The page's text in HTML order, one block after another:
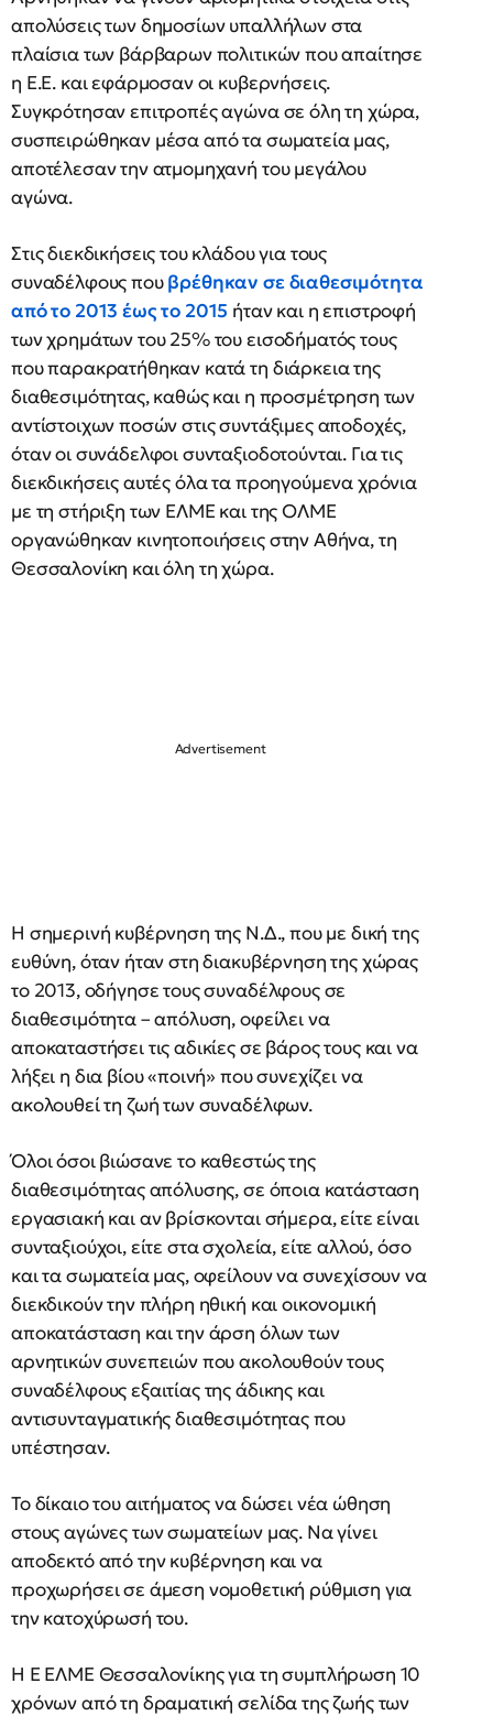
απολύσεις των δημοσίων υπαλλήλων στα
πλαίσια των βάρβαρων πολιτικών που απαίτησε
η Ε.Ε. και εφάρμοσαν οι κυβερνήσεις.
Συγκρότησαν επιτροπές αγώνα σε όλη τη χώρα,
συσπειρώθηκαν μέσα από τα σωματεία μας,
αποτέλεσαν την ατμομηχανή του μεγάλου
αγώνα.
Στις διεκδικήσεις του κλάδου για τους
συναδέλφους πουβρέθηκαν σε διαθεσιμότητα
από το 2013 έως το 2015 ήταν και η επιστροφή
των χρημάτων του 25% του εισοδήματός τους
που παρακρατήθηκαν κατά τη διάρκεια της
διαθεσιμότητας, καθώς και η προσμέτρηση των
αντίστοιχων ποσών στις συντάξιμες αποδοχές,
όταν οι συνάδελφοι συνταξιοδοτούνται. Για τις
διεκδικήσεις αυτές όλα τα προηγούμενα χρόνια
με τη στήριξη των ΕΛΜΕ και της ΟΛΜΕ
οργανώθηκαν κινητοποιήσεις στην Αθήνα, τη
Θεσσαλονίκη και όλη τη χώρα.
Η σημερινή κυβέρνηση της Ν.Δ., που με δική της
ευθύνη, όταν ήταν στη διακυβέρνηση της χώρας
το 2013, οδήγησε τους συναδέλφους σε
διαθεσιμότητα – απόλυση, οφείλει να
αποκαταστήσει τις αδικίες σε βάρος τους και να
λήξει η δια βίου «ποινή» που συνεχίζει να
ακολουθεί τη ζωή των συναδέλφων.
Όλοι όσοι βιώσανε το καθεστώς της
διαθεσιμότητας απόλυσης, σε όποια κατάσταση
εργασιακή και αν βρίσκονται σήμερα, είτε είναι
συνταξιούχοι, είτε στα σχολεία, είτε αλλού, όσο
και τα σωματεία μας, οφείλουν να συνεχίσουν να
διεκδικούν την πλήρη ηθική και οικονομική
αποκατάσταση και την άρση όλων των
αρνητικών συνεπειών που ακολουθούν τους
συναδέλφους εξαιτίας της άδικης και
αντισυνταγματικής διαθεσιμότητας που
υπέστησαν.
Το δίκαιο του αιτήματος να δώσει νέα ώθηση
στους αγώνες των σωματείων μας. Να γίνει
αποδεκτό από την κυβέρνηση και να
προχωρήσει σε άμεση νομοθετική ρύθμιση για
την κατοχύρωσή του.
Η Ε ΕΛΜΕ Θεσσαλονίκης για τη συμπλήρωση 10
χρόνων από τη δραματική σελίδα της ζωής των